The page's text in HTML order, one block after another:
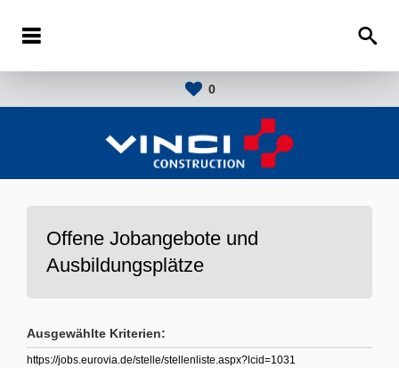
0
Offene Jobangebote und
Ausbildungsplätze
Ausgewählte Kriterien:
https://jobs.eurovia.de/stelle/stellenliste.aspx?lcid=1031